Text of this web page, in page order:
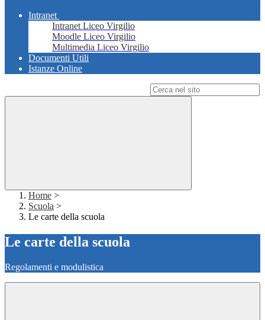
Intranet
Intranet Liceo Virgilio
Moodle Liceo Virgilio
Multimedia Liceo Virgilio
Documenti Utili
Istanze Online
Home >
Scuola >
Le carte della scuola
Le carte della scuola
Regolamenti e modulistica